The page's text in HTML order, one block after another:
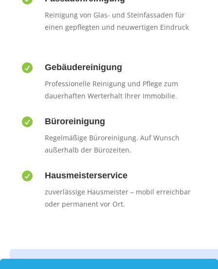
Reinigung von Glas- und Steinfassaden für
einen gepflegten und neuwertigen Eindruck
 Gebäudereinigung
Professionelle Reinigung und Pflege zum
dauerhaften Werterhalt Ihrer Immobilie.
 Büroreinigung
Regelmäßige Büroreinigung. Auf Wunsch
außerhalb der Bürozeiten.
 Hausmeisterservice
zuverlässige Hausmeister – mobil erreichbar
oder permanent vor Ort.